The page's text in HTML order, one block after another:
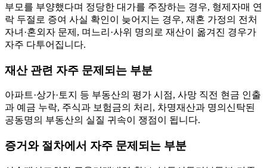
부모를 부양했다며 정당한 대가를 주장하는 경우, 형제자매 연
락 두절로 증여 사실 확인이 늦어지는 경우, 재혼 가정의 전처
자녀·혼외자 문제, 며느리·사위 명의로 재산이 옮겨진 경우가
자주 다투어집니다.
재산 관련 자주 문제되는 부분
아파트·상가·토지 등 부동산의 평가 시점, 사망 직전 현금 인출
과 예금 누락, 주식과 보험금의 처리, 차명재산과 명의신탁된
공동명의 부동산의 실질 귀속이 쟁점이 됩니다.
증거와 절차에서 자주 문제되는 부분